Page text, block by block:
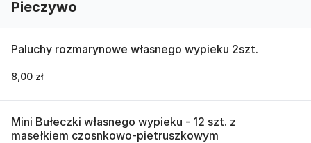
Pieczywo
Paluchy rozmarynowe własnego wypieku 2szt.
8,00 zł
Mini Bułeczki własnego wypieku - 12 szt. z
masełkiem czosnkowo-pietruszkowym